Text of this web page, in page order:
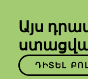
Այս
ԴԻՏԵԼ